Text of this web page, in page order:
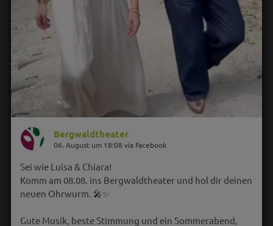
Bergwaldtheater
06. August um 18:08 via Facebook
Sei wie Luisa & Chiara!
Komm am 08.08. ins Bergwaldtheater und hol dir deinen
neuen Ohrwurm. 🎤✨
Gute Musik, beste Stimmung und ein Sommerabend,